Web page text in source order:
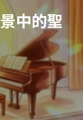
中的聖